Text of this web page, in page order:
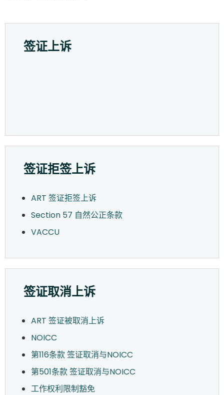
签证上诉
签证拒签上诉
ART 签证拒签上诉
Section 57 自然公正条款
VACCU
签证取消上诉
ART 签证被取消上诉
NOICC
第116条款 签证取消与NOICC
第501条款 签证取消与NOICC
工作权利限制豁免